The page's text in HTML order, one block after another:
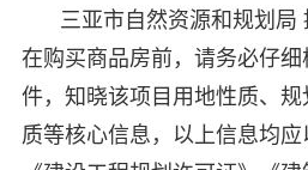
三亚市自然资源和规划局
在购买商品房前，请务必仔
件，知晓该项目用地性质、
质等核心信息，以上信息均应